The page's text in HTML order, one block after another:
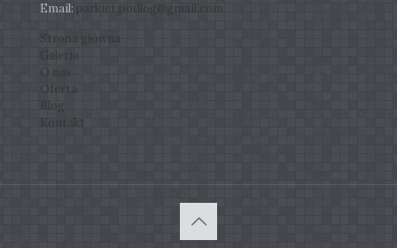
Email: parkiet.podlog@gmail.com
Strona główna
Galeria
O nas
Oferta
Blog
Kontakt